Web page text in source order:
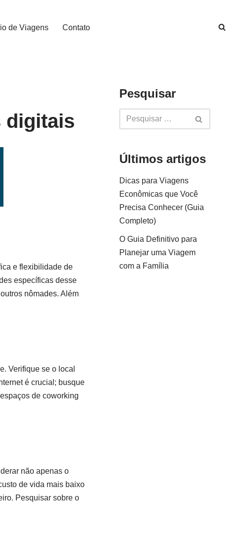
de Viagens Contato
digitais
e flexibilidade de
específicas desse
nômades. Além
Verifique se o local
é crucial; busque
de coworking
não apenas o
de vida mais baixo
Pesquisar sobre o
Pesquisar
Últimos artigos
Dicas para Viagens
Econômicas que Você
Precisa Conhecer (Guia
Completo)
O Guia Definitivo para
Planejar uma Viagem
com a Família